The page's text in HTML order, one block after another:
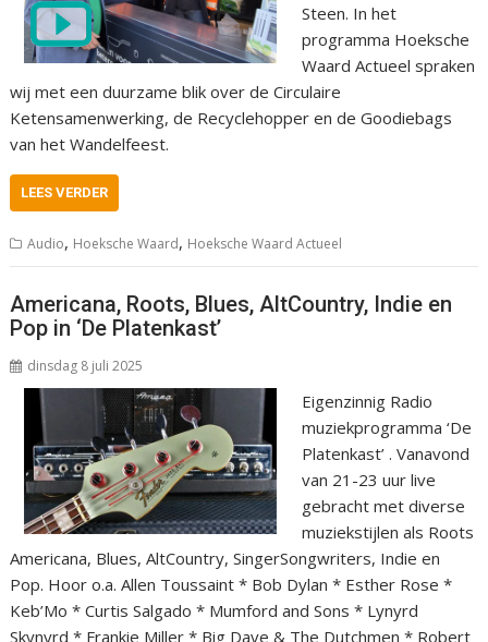
Steen. In het
programma Hoeksche
Waard Actueel spraken
wij met een duurzame blik over de Circulaire
Ketensamenwerking, de Recyclehopper en de Goodiebags
van het Wandelfeest.
LEES VERDER
Audio, Hoeksche Waard, Hoeksche Waard Actueel
Americana, Roots, Blues, AltCountry, Indie en
Pop in ‘De Platenkast’
dinsdag 8 juli 2025
Eigenzinnig Radio
muziekprogramma ‘De
Platenkast’ . Vanavond
van 21-23 uur live
gebracht met diverse
muziekstijlen als Roots
Americana, Blues, AltCountry, SingerSongwriters, Indie en
Pop. Hoor o.a. Allen Toussaint * Bob Dylan * Esther Rose *
Keb’Mo * Curtis Salgado * Mumford and Sons * Lynyrd
Skynyrd * Frankie Miller * Big Dave & The Dutchmen * Robert